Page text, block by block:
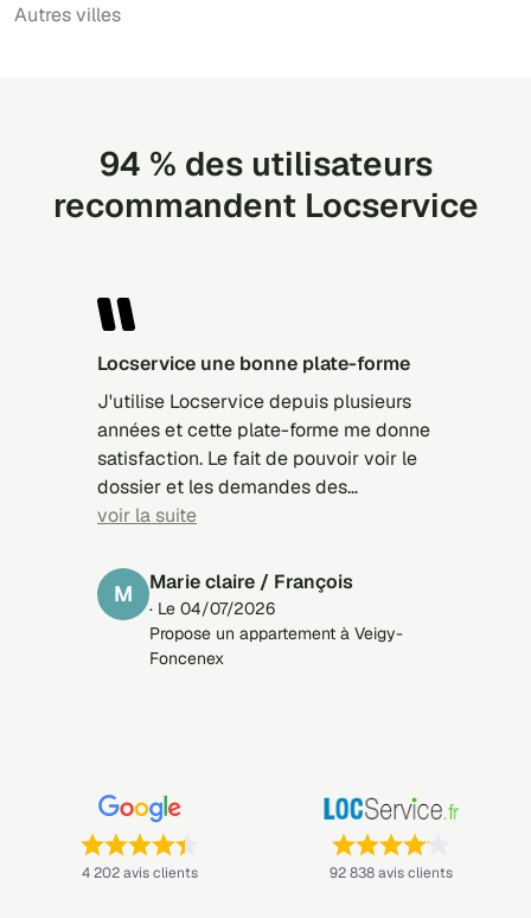
Autres villes
94 % des utilisateurs
recommandent Locservice
locservice une bonne plate-forme
J'utilise Locservice depuis plusieurs
années et cette plate-forme me donne
satisfaction. Le fait de pouvoir voir le
dossier et les demandes des
candidats est très intéressant. Je
avec Locservice qu'avec des plate-
formes payantes.
voir la suite
M Marie claire / François
· Le 04/07/2026
Propose un appartement à Veigy-
Foncenex
Note : 4,4 sur 5 —
4 202 avis clients Note : 4,1 sur 5 —
92 838 avis clients